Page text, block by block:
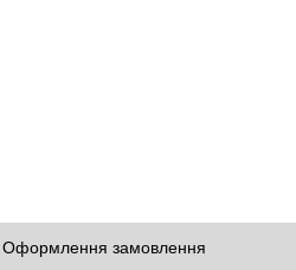
Оформлення замовлення